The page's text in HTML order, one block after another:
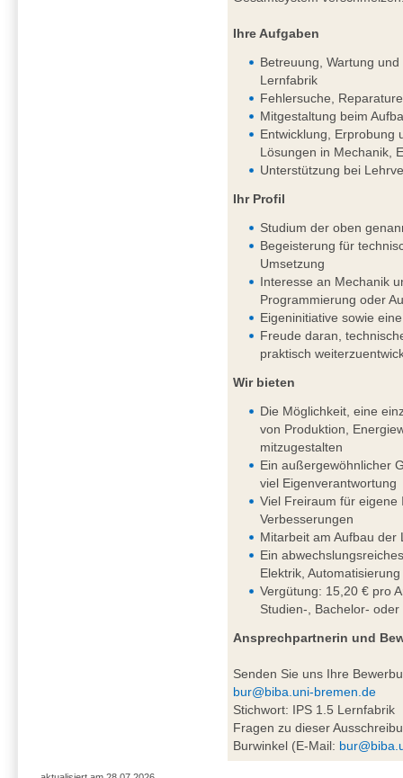
Ihre Aufgaben
Betreuung, Wartung
Lernfabrik
Fehlersuche,
Mitgestaltung beim
Entwicklung, Erprobung
Lösungen in Mechanik,
Unterstützung bei
Ihr Profil
Studium der oben
Begeisterung für
Umsetzung
Interesse an Mechanik
Programmierung oder
Eigeninitiative sowie
Freude daran,
praktisch
Wir bieten
Die Möglichkeit, eine
von Produktion,
mitzugestalten
Ein außergewöhnlicher
viel Eigenverantwortung
Viel Freiraum für eigene
Verbesserungen
Mitarbeit am Aufbau der
Ein
Elektrik,
Vergütung: 15,20 € pro
Studien-, Bachelor-
Ansprechpartnerin und
Senden Sie uns Ihre
bur@biba.uni-bremen.de
Stichwort: IPS 1.5 Lernfabrik
Fragen zu dieser
Burwinkel (E-Mail: